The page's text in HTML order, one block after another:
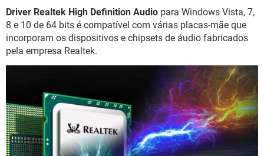
GUIA DE COMPRAS
Driver Realtek High Definition Audio para Windows Vista, 7,
8 e 10 de 64 bits é compatível com várias placas-mãe que
incorporam os dispositivos e chipsets de áudio fabricados
pela empresa Realtek.